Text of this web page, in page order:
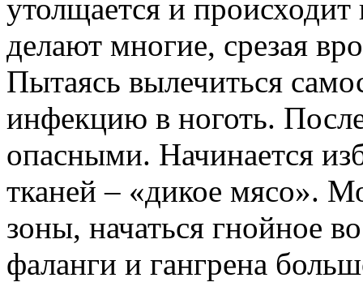
утолщается и
делают многие, срезая
Пытаясь вылечиться
инфекцию в ноготь.
опасными. Начинается
тканей – «дикое мясо».
зоны, начаться гнойное
фаланги и гангрена